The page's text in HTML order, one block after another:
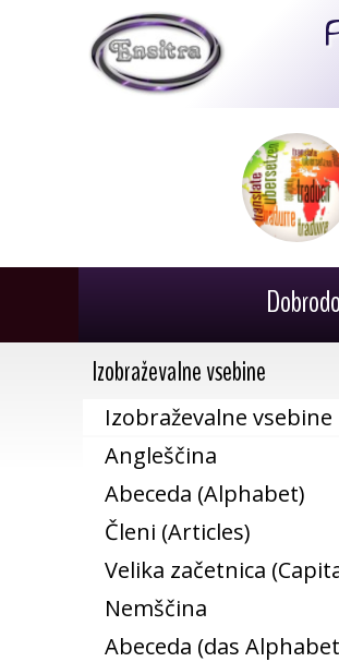
Izobraževalne vsebine
Izobraževalne vsebine
Angleščina
Abeceda (Alphabet)
Členi (Articles)
Velika začetnica
Nemščina
Abeceda (das